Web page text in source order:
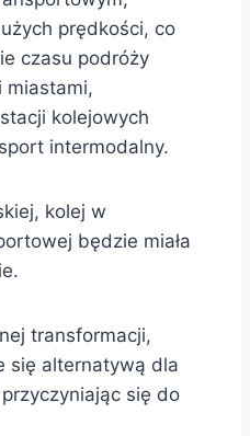
prędkości, co
czasu podróży
miastami,
kolejowych
intermodalny.
kolej w
będzie miała
transformacji,
się alternatywą dla
się do